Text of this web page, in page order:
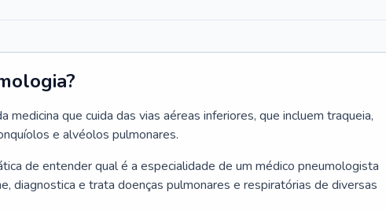
medicina que cuida das vias aéreas inferiores, que incluem traqueia,
e alvéolos pulmonares.
de entender qual é a especialidade de um médico pneumologista
diagnostica e trata doenças pulmonares e respiratórias de diversas